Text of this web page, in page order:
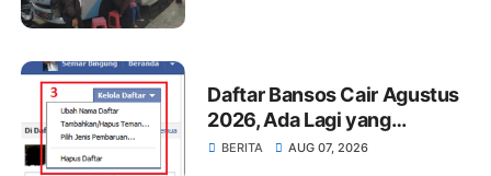
Daftar Bansos Cair Agustus
2026, Ada Lagi yang
Dibagikan Khusus Bulan Ini
BERITA AUG 07, 2026